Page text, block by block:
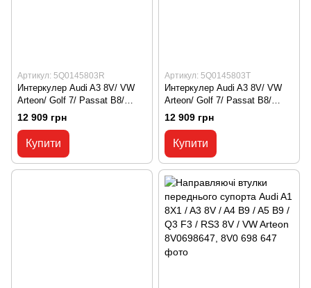
Артикул: 5Q0145803R
Интеркулер Audi A3 8V/ VW
Arteon/ Golf 7/ Passat B8/
Tiguan 2/ T-Roc/ Skoda Kodiaq
NS7/ Seat Leon 5F
5Q0145803R, 5Q0 145 803 R
12 909 грн
Купити
Артикул: 5Q0145803T
Интеркулер Audi A3 8V/ VW
Arteon/ Golf 7/ Passat B8/
Tiguan 2/ T-Roc/ Skoda Kodiaq
NS7/ Seat Leon 5F
5Q0145803T, 5Q0 145 803 T
12 909 грн
Купити